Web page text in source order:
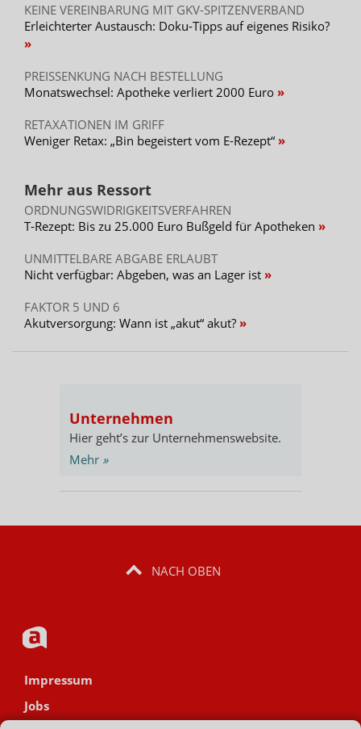
KEINE VEREINBARUNG MIT GKV-SPITZENVERBAND
Erleichterter Austausch: Doku-Tipps auf eigenes Risiko?
PREISSENKUNG NACH BESTELLUNG
Monatswechsel: Apotheke verliert 2000 Euro
RETAXATIONEN IM GRIFF
Weniger Retax: „Bin begeistert vom E-Rezept“
Mehr aus Ressort
ORDNUNGSWIDRIGKEITSVERFAHREN
T-Rezept: Bis zu 25.000 Euro Bußgeld für Apotheken
UNMITTELBARE ABGABE ERLAUBT
Nicht verfügbar: Abgeben, was an Lager ist
FAKTOR 5 UND 6
Akutversorgung: Wann ist „akut“ akut?
Unternehmen
Hier geht’s zur Unternehmenswebsite.
Mehr »
NACH OBEN
Impressum
Jobs